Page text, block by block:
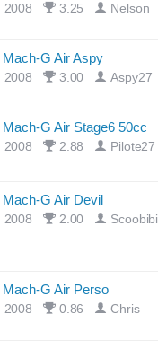
2008 3.25 Nelson
G Air Aspy
2008 3.00 Aspy27
G Air Stage6 50cc
2008 2.88 Pilote27
G Air Devil
2008 2.00 Scoobibi
G Air Perso
2008 0.86 Chris